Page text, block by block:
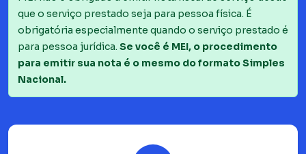
que o serviço prestado seja para pessoa física. É
obrigatória especialmente quando o serviço prestado é
para pessoa jurídica. Se você é MEI, o procedimento
para emitir sua nota é o mesmo do formato Simples
Nacional.